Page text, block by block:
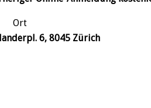
Ort
6, 8045 Zürich